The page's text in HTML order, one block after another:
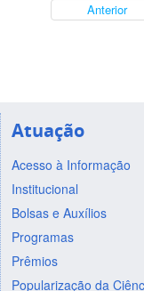
Anterior
Atuação
Acesso à Informação
Institucional
Bolsas e Auxílios
Programas
Prêmios
Popularização da